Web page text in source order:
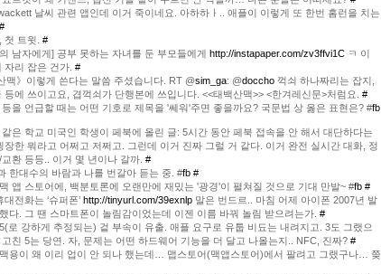
날씨 관련 앱인데 이거 죽이네요. 아하하ㅏ.. 애플이 이렇게 또 한번 홈런을 치는
#
첫 트윗. #
남자에게] 공부 못하는 자녀를 둔 부모들에게 http://instapaper.com/zv3ffvi1C ㅋ 이
자리 잡은 건가. #
맥》이렇게 쓴다는 말씀 주셨습니다. RT @sim_ga: @doccho 꺽쇠 하나짜리는 잡지,
등에 쓰이고요, 겹꺽쇠가 단행본에 쓰입니다. <<태백산맥>> <한겨레신문>처럼요. #
등을 언급할 때는 어떤 기호로 제목을 '쎄워'주면 좋을까요? 국문법 상 옳은 표현은? #fb
같은 학교 미국인 학생이 페북에 올린 글: 5시간 동안 페북 접속을 안 해서 대단하다는
장한 뭐라고 어쩌고 저쩌고. 그런데 이거 진짜 그럴 거 같다. 이거 완전 실시간 대화, 정
교환 등등.. 이거 몇 년이나 갈까. #
한대수의 바람과 나를 번갈아 듣는 중. #fb #
앱 스토어에, 백분토론에 오랜만에 재밌는 '광경'이 펼쳐질 것으로 기대 만발~ #fb #
대전화는 ‘슈퍼폰’ http://tinyurl.com/39exnlp 말은 번드르.. 마침 어제 아이폰 2007년 발
다. 그 땐 스마트폰이 놀림감이었는데 이젠 이름 바꿔 놀림 받으려는가. #
로 강하게 추정되는) 겉 부속이 유출. 애플 요구로 유툽 비됴는 내려지고. 3도 그랬으
고친 5는 당연. 자, 문제는 어떤 하드웨어 기능을 더 달고 나올는지.. NFC, 진짜? #
용이 왜 이리 업이 안 되나 했는데… 맵스토어(맥앱스토어)에서 팔려고 그랬구나… 쯪